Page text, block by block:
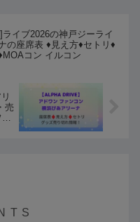
イブ2026の神戸ジーライ
の座席表 ♦️見え方♦️セトリ♦️
コン イルコン
売